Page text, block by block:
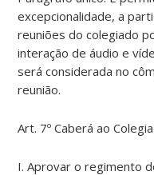
excepcionalidade, a
reuniões do colegiado
interação de áudio e
será considerada no
reunião.
Art. 7º Caberá ao
I. Aprovar o regimento